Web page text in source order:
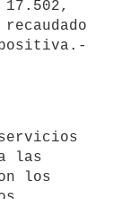
las
los